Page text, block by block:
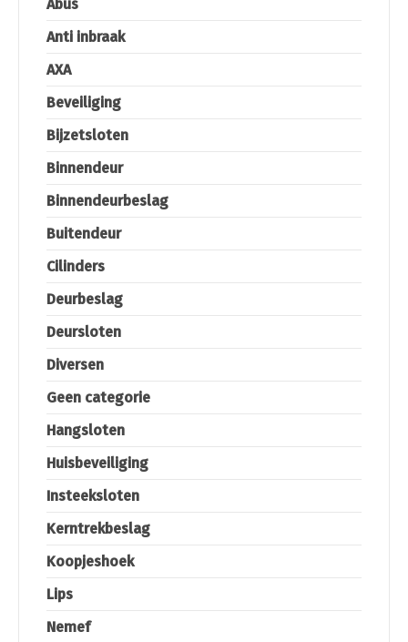
Abus
Anti inbraak
AXA
Beveiliging
Bijzetsloten
Binnendeur
Binnendeurbeslag
Buitendeur
Cilinders
Deurbeslag
Deursloten
Diversen
Geen categorie
Hangsloten
Huisbeveiliging
Insteeksloten
Kerntrekbeslag
Koopjeshoek
Lips
Nemef